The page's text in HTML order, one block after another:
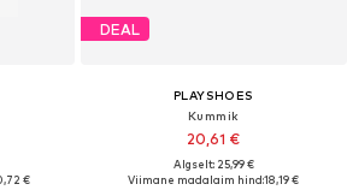
€
DEAL
PLAYSHOES
Kummik
20,61 €
Algselt: 25,99 €
Viimane madalaim hind:18,19 €